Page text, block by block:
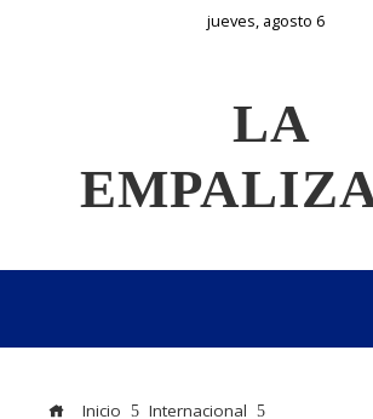
jueves, agosto 6
LA
Inicio
Internacional